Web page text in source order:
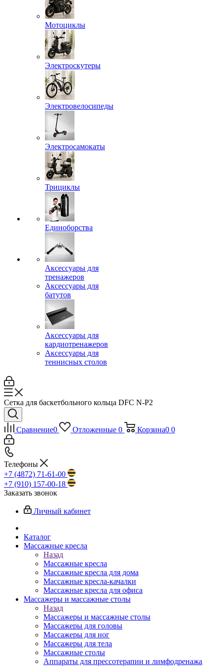
Мотоциклы
Электроскутеры
Электровелосипеды
Электросамокаты
Трициклы
Единоборства
Аксессуары для
тренажеров
Аксессуары для
батутов
Аксессуары для
кардиотренажеров
Аксессуары для
теннисных столов
Сетка для баскетбольного кольца DFC N-P2
Сравнение0 Отложенные 0 Корзина0 0
Телефоны
+7 (4872) 71-61-00
+7 (910) 157-00-18
Заказать звонок
Личный кабинет
Каталог
Массажные кресла
Назад
Массажные кресла
Массажные кресла для дома
Массажные кресла-качалки
Массажные кресла для офиса
Массажеры и массажные столы
Назад
Массажеры и массажные столы
Массажеры для головы
Массажеры для ног
Массажеры для тела
Массажные столы
Аппараты для прессотерапии и лимфодренажа